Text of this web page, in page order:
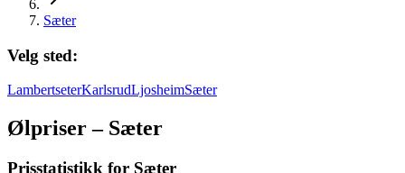
Sæter
Velg sted:
LambertseterKarlsrudLjosheimSæter
Ølpriser – Sæter
Prisstatistikk for Sæter